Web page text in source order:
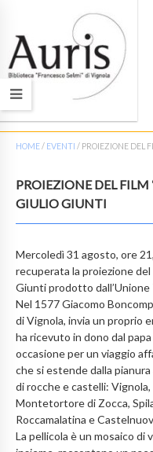
HOME/ EVENTI / PROIEZIONE DEL
PROIEZIONE DEL FILM
GIULIO GIUNTI
Mercoledì 31 agosto, ore
recuperata la proiezione del
Giunti prodotto
Nel 1577 Giacomo
di Vignola, invia un proprio
ha ricevuto in dono dal
occasione per un viaggio
che si estende dalla
di rocche e castelli:
Montetortore di Zocca,
Roccamalatina e
La pellicola è un mosaico di